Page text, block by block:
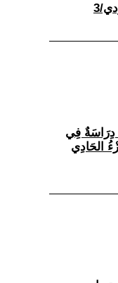
دِرَاسَةٌ فِي
الحَادِي